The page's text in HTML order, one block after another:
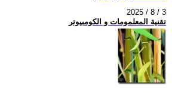
2025 / 8 / 3
تقنية المعلمومات و الكومبيوتر